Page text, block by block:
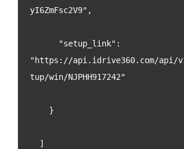
yI6ZmFsc2V9",
"https://api.idrive360.com/api/
tup/win/NJPHH917242"
    }
  ]